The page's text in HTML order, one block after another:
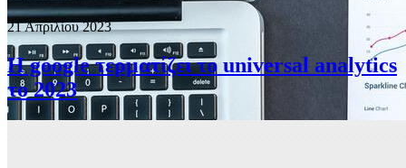
21 Απριλίου 2023
Η google τερματίζει το universal analytics
το 2023